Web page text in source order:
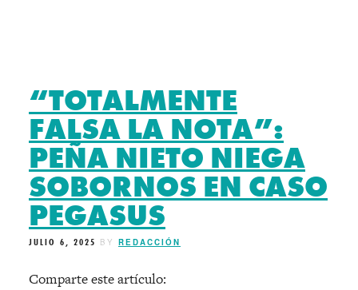
“TOTALMENTE
FALSA LA NOTA”:
PEÑA NIETO NIEGA
SOBORNOS EN CASO
PEGASUS
JULIO 6, 2025 BY REDACCIÓN
Comparte este artículo: